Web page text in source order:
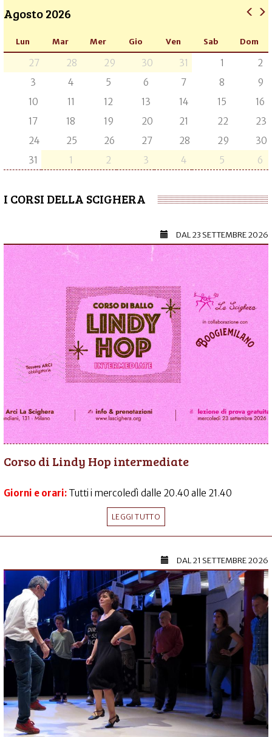
Agosto 2026
Lun Mar Mer Gio Ven Sab Dom
27 28 29 30 31 1
2
3
4 5 6 7 8
9
10
11 12 13 14 15
16
17
18 19 20 21 22
23
24
25 26 27 28 29
30
31
1 2 3 4 5 6
I CORSI DELLA SCIGHERA
DAL23 SETTEMBRE 2026
Corso di Lindy Hop intermediate
Giorni e orari: Tutti i mercoledì dalle 20.40 alle 21.40
LEGGI TUTTO
DAL21 SETTEMBRE 2026